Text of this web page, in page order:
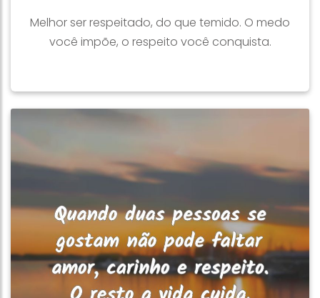
Melhor ser respeitado, do que temido. O medo
você impõe, o respeito você conquista.